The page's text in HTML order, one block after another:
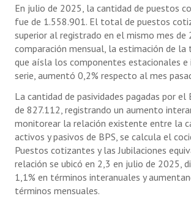
En julio de 2025, la cantidad de puestos
fue de 1.558.901. El total de puestos
superior al registrado en el mismo mes de
comparación mensual, la estimación de la
que aísla los componentes estacionales e
serie, aumentó 0,2% respecto al mes
La cantidad de pasividades pagadas por el
de 827.112, registrando un aumento
monitorear la relación existente entre la
activos y pasivos de BPS, se calcula el
Puestos cotizantes y las Jubilaciones
relación se ubicó en 2,3 en julio de 2025,
1,1% en términos interanuales y
términos mensuales.